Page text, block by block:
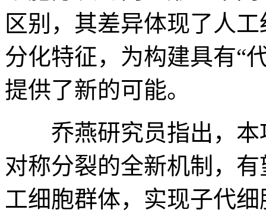
区别，其差异体现了人
分化特征，为构建具有“
提供了新的可能。
乔燕研究员指出，本
对称分裂的全新机制，
工细胞群体，实现子代